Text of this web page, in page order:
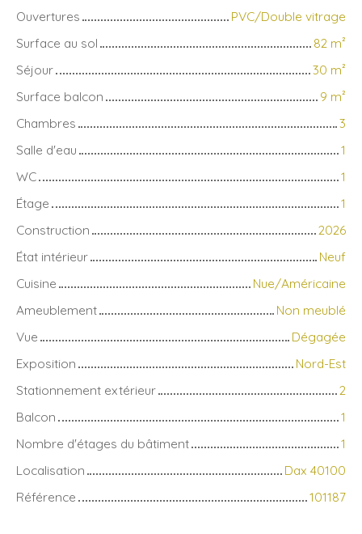
Ouvertures
PVC/Double vitrage
Surface au sol
82 m²
Séjour
30 m²
Surface balcon
9 m²
Chambres
3
Salle d'eau
1
WC
1
Étage
1
Construction
2026
État intérieur
Neuf
Cuisine
Nue/Américaine
Ameublement
Non meublé
Vue
Dégagée
Exposition
Nord-Est
Stationnement extérieur
2
Balcon
1
Nombre d'étages du bâtiment
1
Localisation
Dax 40100
Référence
101187